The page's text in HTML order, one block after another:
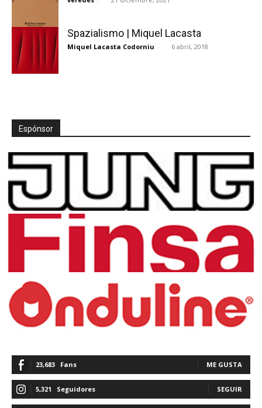
Spazialismo | Miquel Lacasta
Miquel Lacasta Codorniu - 6 abril, 2018
Espónsor
23,683 Fans ME GUSTA
5,321 Seguidores SEGUIR